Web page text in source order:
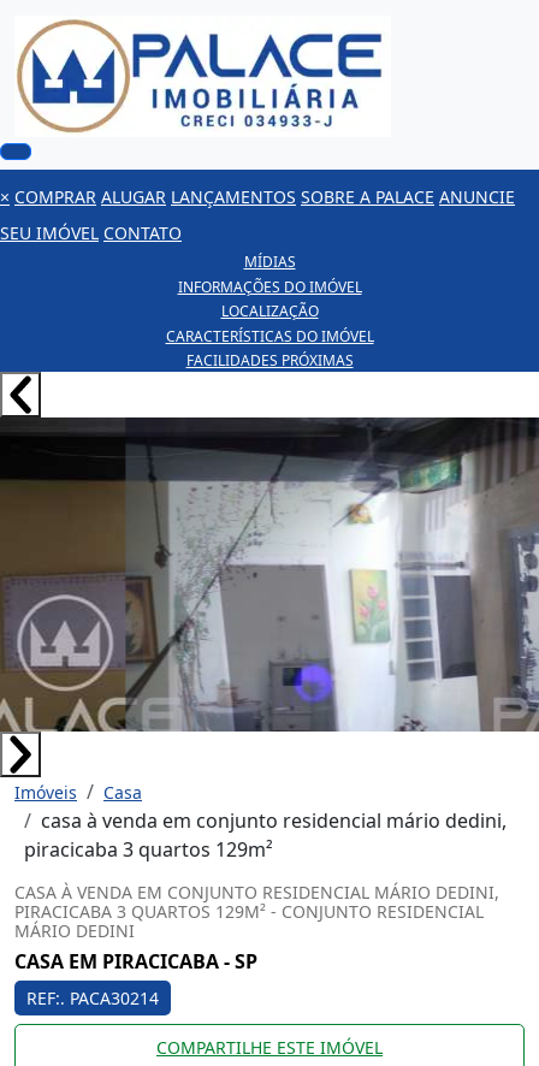
× COMPRAR ALUGAR LANÇAMENTOS SOBRE A PALACE ANUNCIE
SEU IMÓVEL CONTATO
MÍDIAS
INFORMAÇÕES DO IMÓVEL
LOCALIZAÇÃO
CARACTERÍSTICAS DO IMÓVEL
FACILIDADES PRÓXIMAS
Imóveis Casa
casa à venda em conjunto residencial mário dedini,
piracicaba 3 quartos 129m²
CASA À VENDA EM CONJUNTO RESIDENCIAL MÁRIO DEDINI,
PIRACICABA 3 QUARTOS 129M² - CONJUNTO RESIDENCIAL
MÁRIO DEDINI
CASA EM PIRACICABA - SP
REF:. PACA30214
COMPARTILHE ESTE IMÓVEL